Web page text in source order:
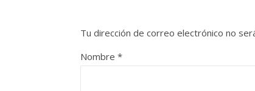
Tu dirección de correo electrónico no
Nombre *